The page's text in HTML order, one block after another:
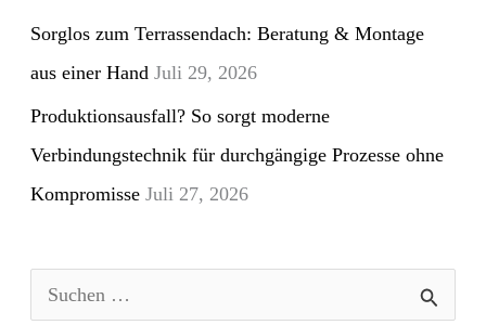
Sorglos zum Terrassendach: Beratung & Montage
aus einer Hand Juli 29, 2026
Produktionsausfall? So sorgt moderne
Verbindungstechnik für durchgängige Prozesse ohne
Kompromisse Juli 27, 2026